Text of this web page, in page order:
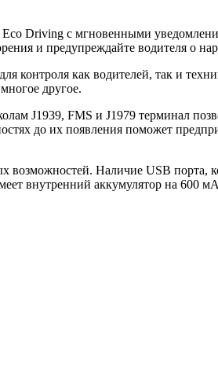
Driving с мгновенными
и предупреждайте водителя о
контроля как водителей, так и
другое.
J1939, FMS и J1979 терминал
до их появления поможет
Наличие USB порта,
внутренний аккумулятор на 600